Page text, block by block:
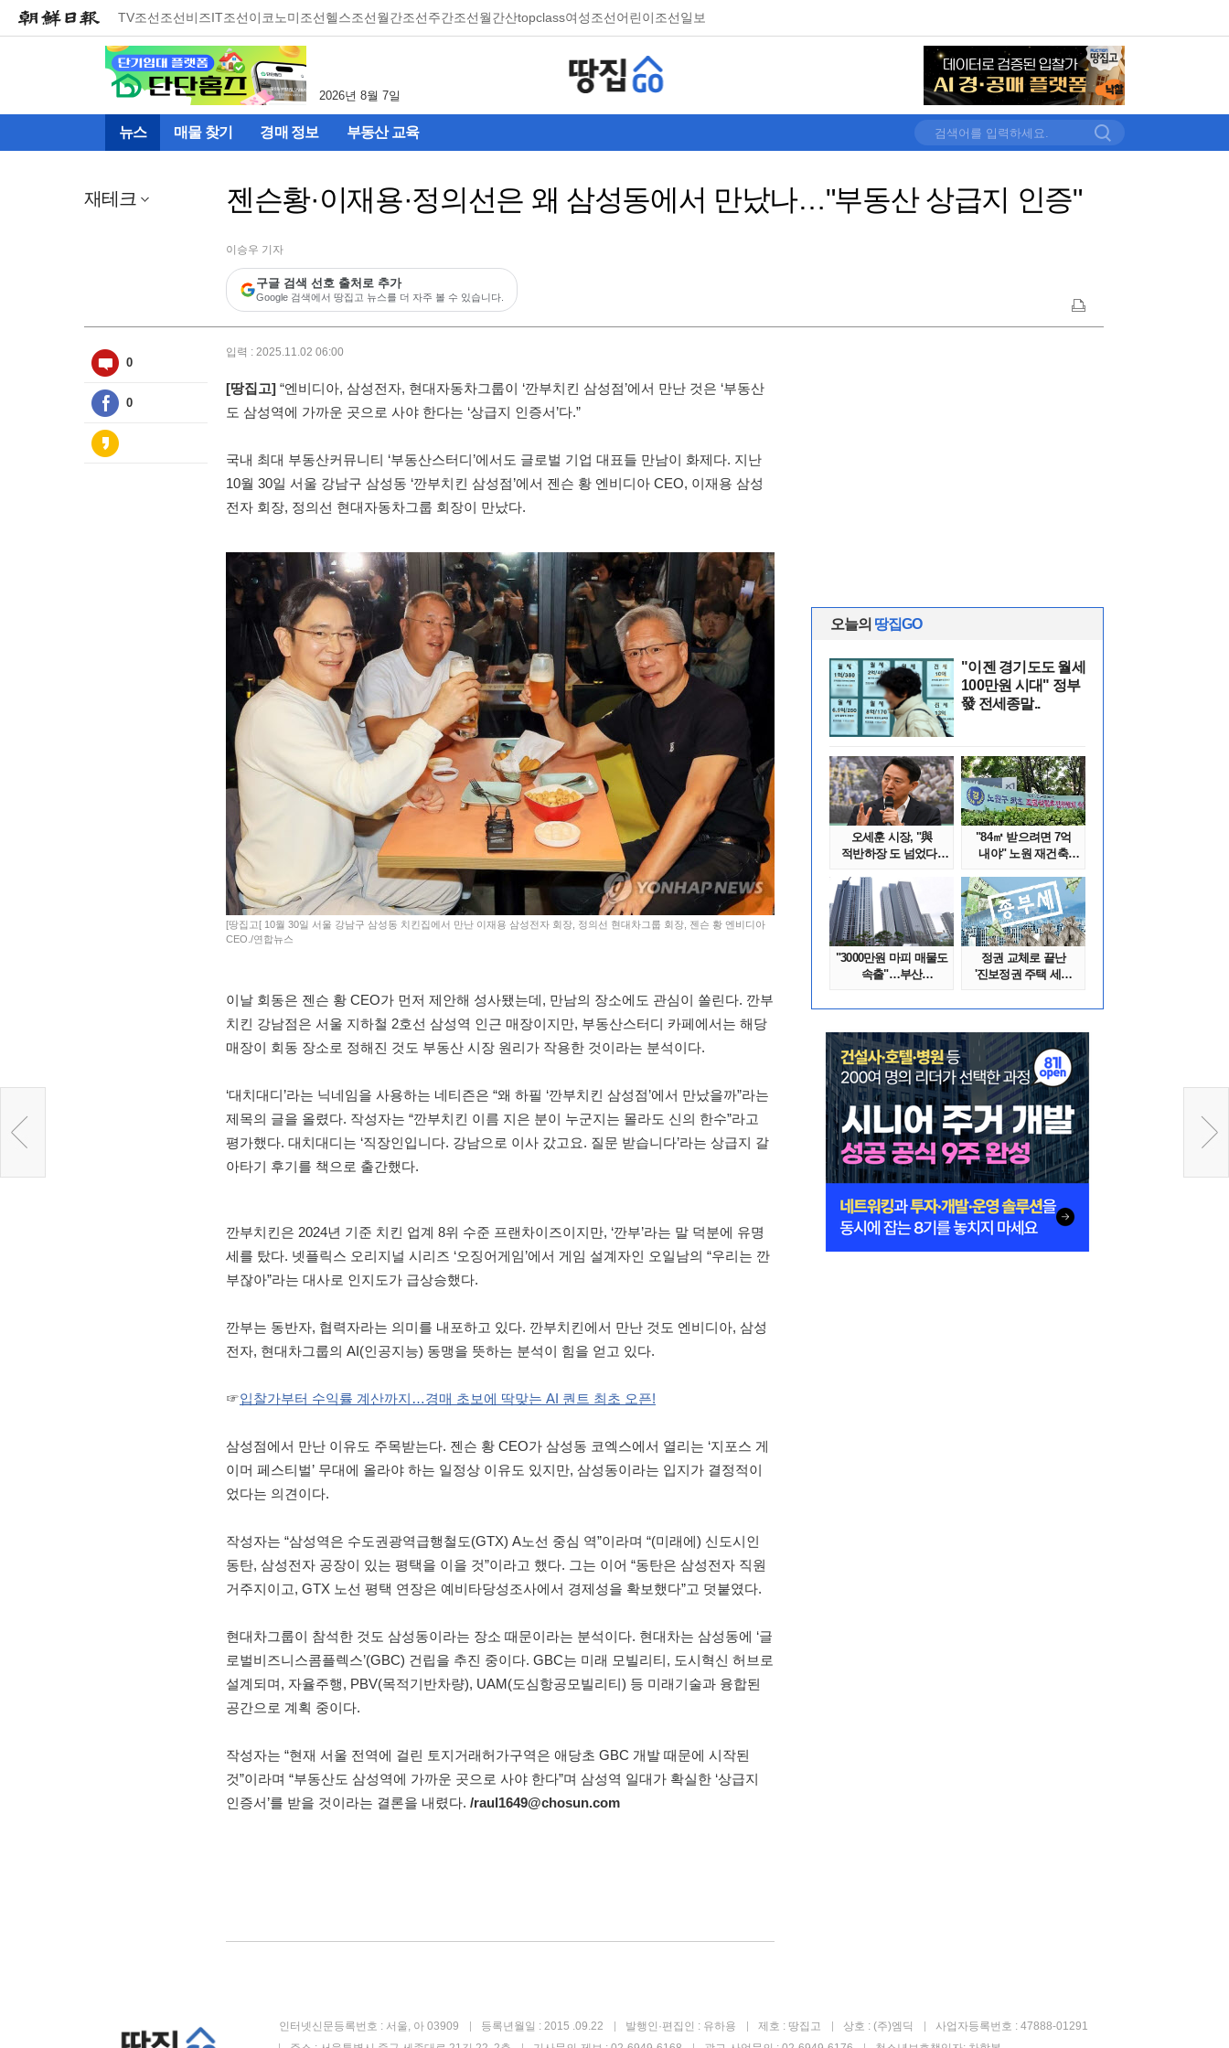
TV조선조선비즈IT조선이코노미조선헬스조선월간조선주간조선월간산topclass여성조선어린이조선일보
2026년 8월 7일
뉴스 매물 찾기 경매 정보 부동산 교육
재테크 젠슨황·이재용·정의선은 왜 삼성동에서 만났나…"부동산 상급지 인증"
이승우 기자
구글 검색 선호 출처로 추가
Google 검색에서 땅집고 뉴스를 더 자주 볼 수 있습니다.
0
0
입력 : 2025.11.02 06:00
[땅집고] “엔비디아, 삼성전자, 현대자동차그룹이 ‘깐부치킨 삼성점’에서 만난 것은 ‘부동산
도 삼성역에 가까운 곳으로 사야 한다는 ‘상급지 인증서’다.”
국내 최대 부동산커뮤니티 ‘부동산스터디’에서도 글로벌 기업 대표들 만남이 화제다. 지난
10월 30일 서울 강남구 삼성동 ‘깐부치킨 삼성점’에서 젠슨 황 엔비디아 CEO, 이재용 삼성
전자 회장, 정의선 현대자동차그룹 회장이 만났다.
[땅집고[ 10월 30일 서울 강남구 삼성동 치킨집에서 만난 이재용 삼성전자 회장, 정의선 현대차그룹 회장, 젠슨 황 엔비디아
CEO./연합뉴스
이날 회동은 젠슨 황 CEO가 먼저 제안해 성사됐는데, 만남의 장소에도 관심이 쏠린다. 깐부
치킨 강남점은 서울 지하철 2호선 삼성역 인근 매장이지만, 부동산스터디 카페에서는 해당
매장이 회동 장소로 정해진 것도 부동산 시장 원리가 작용한 것이라는 분석이다.
‘대치대디’라는 닉네임을 사용하는 네티즌은 “왜 하필 ‘깐부치킨 삼성점’에서 만났을까”라는
제목의 글을 올렸다. 작성자는 “깐부치킨 이름 지은 분이 누군지는 몰라도 신의 한수”라고
평가했다. 대치대디는 ‘직장인입니다. 강남으로 이사 갔고요. 질문 받습니다’라는 상급지 갈
아타기 후기를 책으로 출간했다.
깐부치킨은 2024년 기준 치킨 업계 8위 수준 프랜차이즈이지만, ‘깐부’라는 말 덕분에 유명
세를 탔다. 넷플릭스 오리지널 시리즈 ‘오징어게임’에서 게임 설계자인 오일남의 “우리는 깐
부잖아”라는 대사로 인지도가 급상승했다.
깐부는 동반자, 협력자라는 의미를 내포하고 있다. 깐부치킨에서 만난 것도 엔비디아, 삼성
전자, 현대차그룹의 AI(인공지능) 동맹을 뜻하는 분석이 힘을 얻고 있다.
☞입찰가부터 수익률 계산까지…경매 초보에 딱맞는 AI 퀀트 최초 오픈!
삼성점에서 만난 이유도 주목받는다. 젠슨 황 CEO가 삼성동 코엑스에서 열리는 ‘지포스 게
이머 페스티벌’ 무대에 올라야 하는 일정상 이유도 있지만, 삼성동이라는 입지가 결정적이
었다는 의견이다.
작성자는 “삼성역은 수도권광역급행철도(GTX) A노선 중심 역”이라며 “(미래에) 신도시인
동탄, 삼성전자 공장이 있는 평택을 이을 것”이라고 했다. 그는 이어 “동탄은 삼성전자 직원
거주지이고, GTX 노선 평택 연장은 예비타당성조사에서 경제성을 확보했다”고 덧붙였다.
현대차그룹이 참석한 것도 삼성동이라는 장소 때문이라는 분석이다. 현대차는 삼성동에 ‘글
로벌비즈니스콤플렉스’(GBC) 건립을 추진 중이다. GBC는 미래 모빌리티, 도시혁신 허브로
설계되며, 자율주행, PBV(목적기반차량), UAM(도심항공모빌리티) 등 미래기술과 융합된
공간으로 계획 중이다.
작성자는 “현재 서울 전역에 걸린 토지거래허가구역은 애당초 GBC 개발 때문에 시작된
것”이라며 “부동산도 삼성역에 가까운 곳으로 사야 한다”며 삼성역 일대가 확실한 ‘상급지
인증서’를 받을 것이라는 결론을 내렸다. /raul1649@chosun.com
오늘의 땅집GO
"이젠 경기도도 월세
100만원 시대" 정부
發 전세종말..
오세훈 시장, "與
적반하장 도 넘었다"
"84㎡ 받으려면 7억
내야" 노원 재건축
"3000만원 마피 매물도
속출"…부산
정권 교체로 끝난
'진보정권 주택 세금
인터넷신문등록번호 : 서울, 아 03909 등록년월일 : 2015 .09.22 발행인·편집인 : 유하용 제호 : 땅집고 상호 : (주)엠딕
사업자등록번호 : 47888-01291